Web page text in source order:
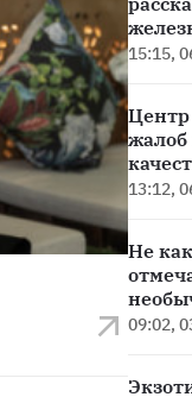
15:15,
Центр
жалоб
13:12,
Не
09:02,